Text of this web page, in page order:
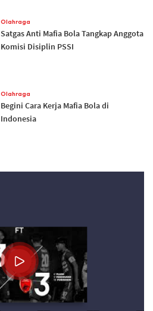
Olahraga
Satgas Anti Mafia Bola Tangkap Anggota
Komisi Disiplin PSSI
Olahraga
Begini Cara Kerja Mafia Bola di
Indonesia